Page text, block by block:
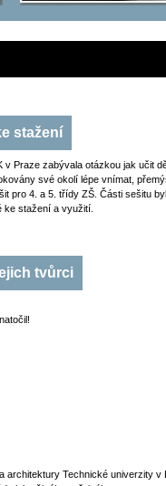
stažení
v Praze zabývala otázkou jak učit
své okolí lépe vnímat,
pro 4. a 5. třídy ZŠ. Části sešitu
ke stažení a využití.
tvůrci
architektury Technické univerzity v